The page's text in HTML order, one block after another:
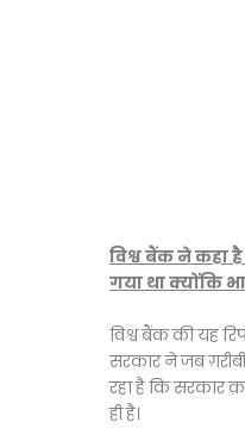
विश्व बैंक ने कहा
गया था क्योंकि
विश्व बैंक की यह
सरकार ने जब
रहा है कि सरकार
ही है।